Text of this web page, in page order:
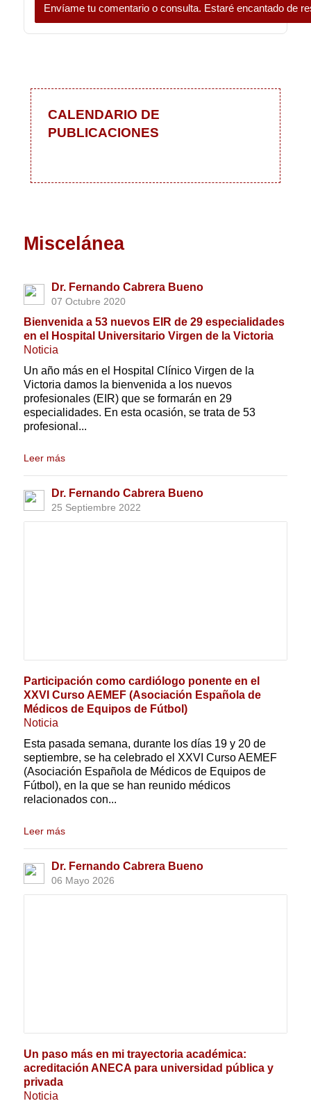
Envíame tu comentario o consulta. Estaré encantado de
CALENDARIO DE
PUBLICACIONES
Miscelánea
Dr. Fernando Cabrera Bueno
07 Octubre 2020
Bienvenida a 53 nuevos EIR de 29 especialidades
en el Hospital Universitario Virgen de la Victoria
Noticia
Un año más en el Hospital Clínico Virgen de la
Victoria damos la bienvenida a los nuevos
profesionales (EIR) que se formarán en 29
especialidades. En esta ocasión, se trata de 53
profesional...
Leer más
Dr. Fernando Cabrera Bueno
25 Septiembre 2022
Participación como cardiólogo ponente en el
XXVI Curso AEMEF (Asociación Española de
Médicos de Equipos de Fútbol)
Noticia
Esta pasada semana, durante los días 19 y 20 de
septiembre, se ha celebrado el XXVI Curso AEMEF
(Asociación Española de Médicos de Equipos de
Fútbol), en la que se han reunido médicos
relacionados con...
Leer más
Dr. Fernando Cabrera Bueno
06 Mayo 2026
Un paso más en mi trayectoria académica:
acreditación ANECA para universidad pública y
privada
Noticia